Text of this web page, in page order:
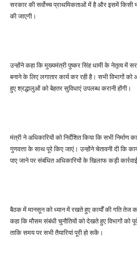
सरकार की सर्वोच्च प्राथमिकताओं में है और इसमें किसी भी
की जाएगी।
उन्होंने कहा कि मुख्यमंत्री पुष्कर सिंह धामी के नेतृत्व में
बनाने के लिए लगातार कार्य कर रही है। सभी विभागों
हुए श्रद्धालुओं को बेहतर सुविधाएं उपलब्ध करानी होंगी।
मंत्री ने अधिकारियों को निर्देशित किया कि सभी निर्माण
गुणवत्ता के साथ पूरे किए जाएं। उन्होंने चेतावनी दी कि
पाए जाने पर संबंधित अधिकारियों के खिलाफ कड़ी
बैठक में मानसून को ध्यान में रखते हुए कार्यों की गति तेज
कहा कि मौसम संबंधी चुनौतियों को देखते हुए विभागों को
ताकि समय पर सभी तैयारियां पूरी हो सकें।